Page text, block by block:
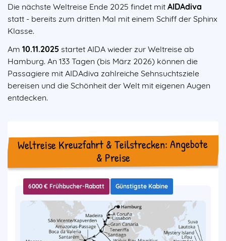
Die nächste Weltreise Ende 2025 findet mit AIDAdiva
statt - bereits zum dritten Mal mit einem Schiff der Sphinx
Klasse.
Am 10.11.2025 startet AIDA wieder zur Weltreise ab
Hamburg. An 133 Tagen (bis März 2026) können die
Passagiere mit AIDAdiva zahlreiche Sehnsuchtsziele
bereisen und die Schönheit der Welt mit eigenen Augen
entdecken.
Weltreise Kreuzfahrt & Teilstrecken: Angebote
& Preise
6000 € Frühbucher-Rabatt Günstigste Kabine